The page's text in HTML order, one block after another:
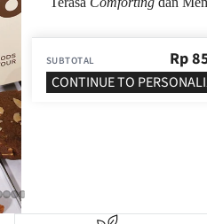
SUBTOTAL Rp
CONTINUE TO